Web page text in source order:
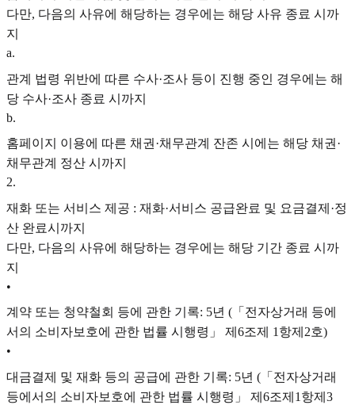
다만, 다음의 사유에 해당하는 경우에는 해당 사유 종료 시까
지
a.
관계 법령 위반에 따른 수사·조사 등이 진행 중인 경우에는 해
당 수사·조사 종료 시까지
b.
홈페이지 이용에 따른 채권·채무관계 잔존 시에는 해당 채권·
채무관계 정산 시까지
2.
재화 또는 서비스 제공 : 재화·서비스 공급완료 및 요금결제·정
산 완료시까지
다만, 다음의 사유에 해당하는 경우에는 해당 기간 종료 시까
지
•
계약 또는 청약철회 등에 관한 기록: 5년 (「전자상거래 등에
서의 소비자보호에 관한 법률 시행령」 제6조제 1항제2호)
•
대금결제 및 재화 등의 공급에 관한 기록: 5년 (「전자상거래
등에서의 소비자보호에 관한 법률 시행령」 제6조제1항제3